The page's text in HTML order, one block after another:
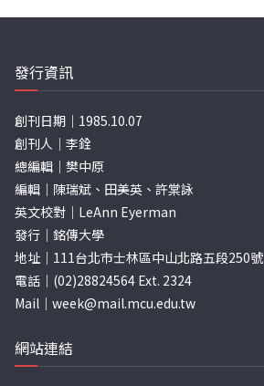
發行資訊
創刊日期｜1985.10.07
創刊人｜李銓
總編輯｜樊中原
編輯｜陳瑞斌、田美英、許棠詠
英文校對｜LeAnn Eyerman
發行｜銘傳大學
地址｜111台北市士林區中山北路五段250號
電話｜(02)28824564 Ext. 2324
Mail｜ week@mail.mcu.edu.tw
網站連結